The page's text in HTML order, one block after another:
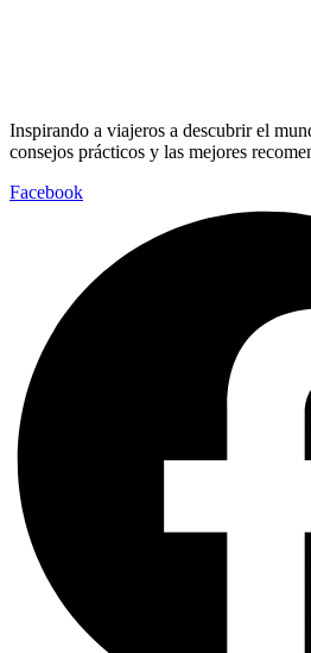
Inspirando a viajeros a descubrir el
consejos prácticos y las mejores
Facebook